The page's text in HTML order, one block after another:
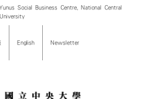
Social Business Centre, National Central
University
English Newsletter